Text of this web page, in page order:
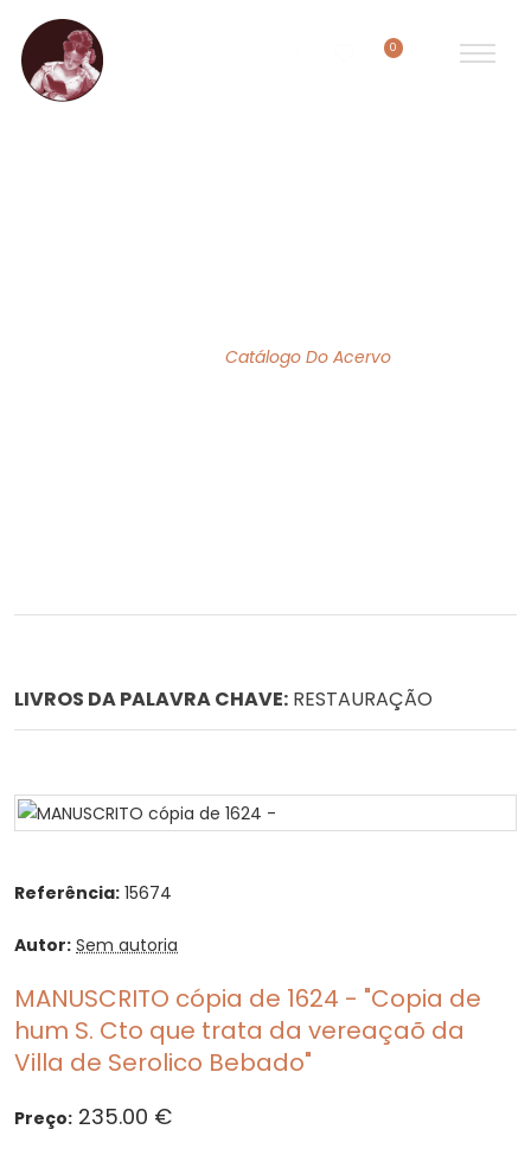
0
Catálogo Do Acervo
LIVROS DA PALAVRA CHAVE: RESTAURAÇÃO
Referência: 15674
Autor: Sem autoria
MANUSCRITO cópia de 1624 - "Copia de
hum S. Cto que trata da vereaçaõ da
Villa de Serolico Bebado"
Preço: 235.00 €